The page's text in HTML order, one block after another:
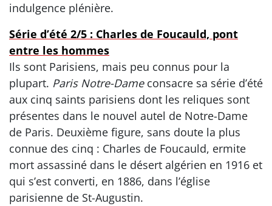
indulgence plénière.
Série d’été 2/5 : Charles de Foucauld, pont
entre les hommes
Ils sont Parisiens, mais peu connus pour la
plupart. Paris Notre-Dameconsacre sa série d’été
aux cinq saints parisiens dont les reliques sont
présentes dans le nouvel autel de Notre-Dame
de Paris. Deuxième figure, sans doute la plus
connue des cinq : Charles de Foucauld, ermite
mort assassiné dans le désert algérien en 1916 et
qui s’est converti, en 1886, dans l’église
parisienne de St-Augustin.